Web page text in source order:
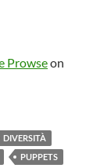
Prowseon
DIVERSITÀ
PUPPETS